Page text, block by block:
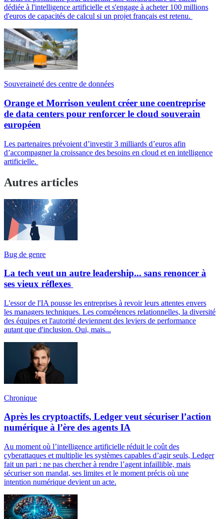
dédiée à l'intelligence artificielle et s'engage à acheter 100 millions
d'euros de capacités de calcul si un projet français est retenu.
Souveraineté des centre de données
Orange et Morrison veulent créer une coentreprise
de data centers pour renforcer le cloud souverain
européen
Les partenaires prévoient d’investir 3 milliards d’euros afin
d’accompagner la croissance des besoins en cloud et en intelligence
artificielle.
Autres articles
Bug de genre
La tech veut un autre leadership... sans renoncer à
ses vieux réflexes
L'essor de l'IA pousse les entreprises à revoir leurs attentes envers
les managers techniques. Les compétences relationnelles, la diversité
des équipes et l'autorité deviennent des leviers de performance
autant que d'inclusion. Oui, mais...
Chronique
Après les cryptoactifs, Ledger veut sécuriser l’action
numérique à l’ère des agents IA
Au moment où l’intelligence artificielle réduit le coût des
cyberattaques et multiplie les systèmes capables d’agir seuls, Ledger
fait un pari : ne pas chercher à rendre l’agent infaillible, mais
sécuriser son mandat, ses limites et le moment précis où une
intention numérique devient un acte.